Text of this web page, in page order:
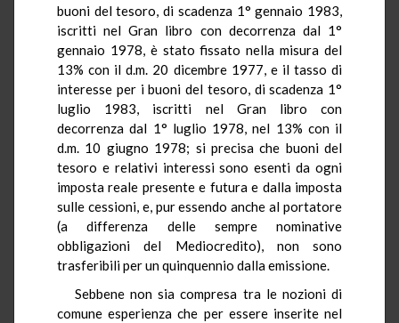
buoni del tesoro, di scadenza 1° gennaio 1983,
iscritti nel Gran libro con decorrenza dal 1°
gennaio 1978, è stato fissato nella misura del
13% con il d.m. 20 dicembre 1977, e il tasso di
interesse per i buoni del tesoro, di scadenza 1°
luglio 1983, iscritti nel Gran libro con
decorrenza dal 1° luglio 1978, nel 13% con il
d.m. 10 giugno 1978; si precisa che buoni del
tesoro e relativi interessi sono esenti da ogni
imposta reale presente e futura e dalla imposta
sulle cessioni, e, pur essendo anche al portatore
(a differenza delle sempre nominative
obbligazioni del Mediocredito), non sono
trasferibili per un quinquennio dalla emissione.
Sebbene non sia compresa tra le nozioni di
comune esperienza che per essere inserite nel